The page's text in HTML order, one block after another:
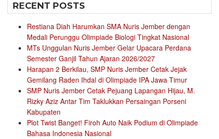
RECENT POSTS
Restiana Diah Harumkan SMA Nuris Jember dengan
Medali Perunggu Olimpiade Biologi Tingkat Nasional
MTs Unggulan Nuris Jember Gelar Upacara Perdana
Semester Ganjil Tahun Ajaran 2026/2027
Harapan 2 Berkilau, SMP Nuris Jember Cetak Jejak
Gemilang Raden Ihdal di Olimpiade IPA Jawa Timur
SMP Nuris Jember Cetak Pejuang Lapangan Hijau, M.
Rizky Aziz Antar Tim Taklukkan Persaingan Porseni
Kabupaten
Plot Twist Banget! Firoh Auto Naik Podium di Olimpiade
Bahasa Indonesia Nasional